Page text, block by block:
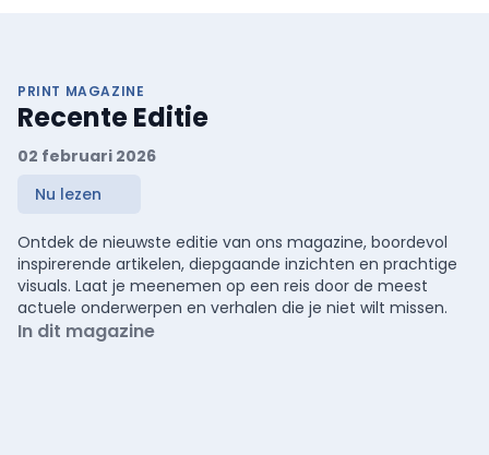
PRINT MAGAZINE
Recente Editie
02 februari 2026
Nu lezen
Ontdek de nieuwste editie van ons magazine, boordevol
inspirerende artikelen, diepgaande inzichten en prachtige
visuals. Laat je meenemen op een reis door de meest
actuele onderwerpen en verhalen die je niet wilt missen.
In dit magazine